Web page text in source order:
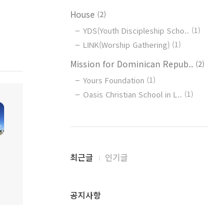
House (2)
YDS(Youth Discipleship Scho.. (1)
LINK(Worship Gathering) (1)
Mission for Dominican Repub.. (2)
Yours Foundation (1)
Oasis Christian School in L.. (1)
최
과
최근글 인기글
공지사항